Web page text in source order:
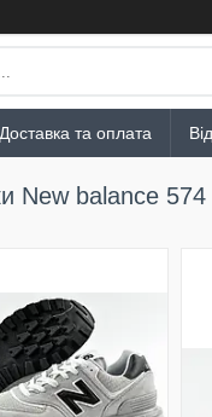
Доставка та оплата
New balance 574